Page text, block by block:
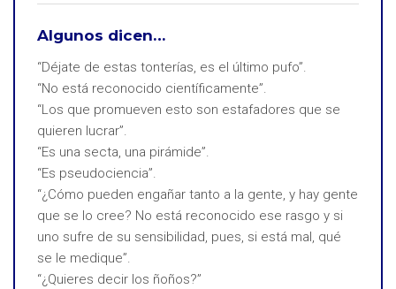
Algunos dicen…
“Déjate de estas tonterías, es el último pufo”.
“No está reconocido científicamente”.
“Los que promueven esto son estafadores que se
quieren lucrar”.
“Es una secta, una pirámide”.
“Es pseudociencia”.
“¿Cómo pueden engañar tanto a la gente, y hay gente
que se lo cree? No está reconocido ese rasgo y si
uno sufre de su sensibilidad, pues, si está mal, qué
se le medique”.
“¿Quieres decir los ñoños?”